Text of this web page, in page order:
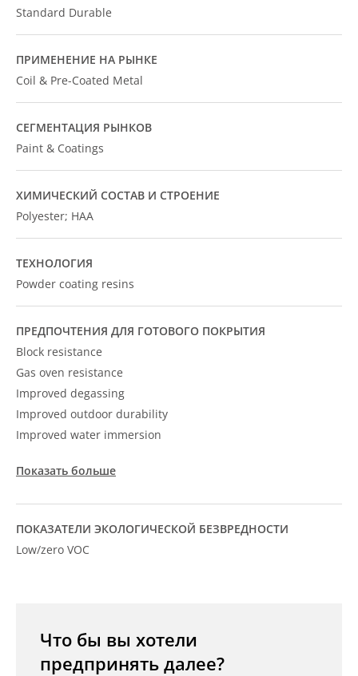
Standard Durable
ПРИМЕНЕНИЕ НА РЫНКЕ
Coil & Pre-Coated Metal
СЕГМЕНТАЦИЯ РЫНКОВ
Paint & Coatings
ХИМИЧЕСКИЙ СОСТАВ И СТРОЕНИЕ
Polyester; HAA
ТЕХНОЛОГИЯ
Powder coating resins
ПРЕДПОЧТЕНИЯ ДЛЯ ГОТОВОГО ПОКРЫТИЯ
Block resistance
Gas oven resistance
Improved degassing
Improved outdoor durability
Improved water immersion
Показать больше
ПОКАЗАТЕЛИ ЭКОЛОГИЧЕСКОЙ БЕЗВРЕДНОСТИ
Low/zero VOC
Что бы вы хотели
предпринять далее?